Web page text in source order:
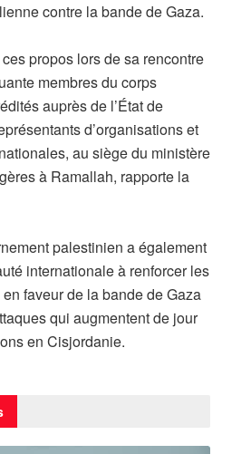
contre la bande de Gaza.
propos lors de sa rencontre
membres du corps
auprès de l’État de
d’organisations et
au siège du ministère
à Ramallah, rapporte la
palestinien a également
internationale à renforcer les
faveur de la bande de Gaza
qui augmentent de jour
en Cisjordanie.